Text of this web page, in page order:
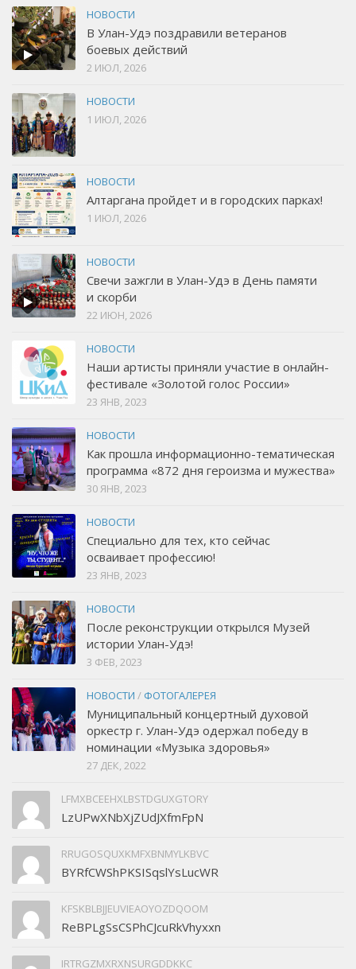
НОВОСТИ
В Улан-Удэ поздравили ветеранов
боевых действий
2 ИЮЛ, 2026
НОВОСТИ
1 ИЮЛ, 2026
НОВОСТИ
Алтаргана пройдет и в городских парках!
1 ИЮЛ, 2026
НОВОСТИ
Свечи зажгли в Улан-Удэ в День памяти
и скорби
22 ИЮН, 2026
НОВОСТИ
Наши артисты приняли участие в онлайн-
фестивале «Золотой голос России»
23 ЯНВ, 2023
НОВОСТИ
Как прошла информационно-тематическая
программа «872 дня героизма и мужества»
30 ЯНВ, 2023
НОВОСТИ
Специально для тех, кто сейчас
осваивает профессию!
23 ЯНВ, 2023
НОВОСТИ
После реконструкции открылся Музей
истории Улан-Удэ!
3 ФЕВ, 2023
НОВОСТИ / ФОТОГАЛЕРЕЯ
Муниципальный концертный духовой
оркестр г. Улан-Удэ одержал победу в
номинации «Музыка здоровья»
27 ДЕК, 2022
LFMXBCEEHXLBSTDGUXGTORY
LzUPwXNbXjZUdJXfmFpN
RRUGOSQUXKMFXBNMYLKBVC
BYRfCWShPKSISqslYsLucWR
KFSKBLBJJEUVIEAOYOZDQOOM
ReBPLgSsCSPhCJcuRkVhyxxn
IRTRGZMXRXNSURGDDKKC